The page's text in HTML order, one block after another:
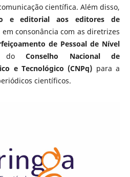
científica. Além disso,
e editorial aos editores de
em consonância com as diretrizes
de Pessoal de Nível
doConselho Nacional de
e Tecnológico (CNPq) para a
científicos.